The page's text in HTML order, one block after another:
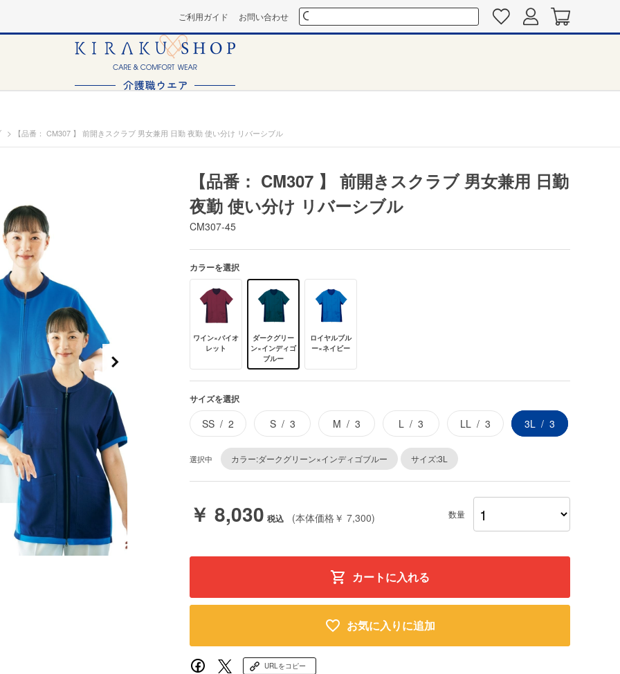
ご利用ガイド お問い合わせ
> 【品番： CM307 】 前開きスクラブ 男女兼用 日勤 夜勤 使い分け リバーシブル
【品番： CM307 】 前開きスクラブ 男女兼用 日勤
夜勤 使い分け リバーシブル
CM307-45
カラーを選択
ワイン×バイオ
レット
ダークグリー
ン×インディゴ
ブルー
ロイヤルブル
ー×ネイビー
サイズを選択
SS 2 S 3 M 3 L 3 LL 3 3L 3
選択中 カラー:ダークグリーン×インディゴブルー サイズ:3L
￥ 8,030 (本体価格￥ 7,300) 数量
カートに入れる
お気に入りに追加
URLをコピー